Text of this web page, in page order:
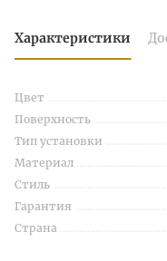
Характеристики
Цвет
Поверхность
Тип установки
Материал
Стиль
Гарантия
Страна